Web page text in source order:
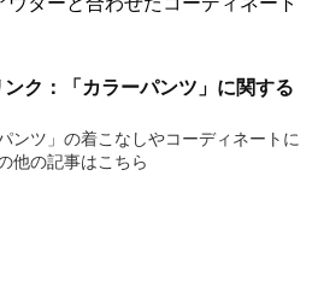
ンク：「カラーパンツ」に関する
ンツ」の着こなしやコーディネートに
他の記事はこちら